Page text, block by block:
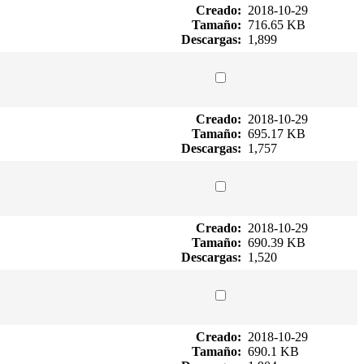
Creado:
Tamaño:
Descargas:
2018-10-29
716.65 KB
1,899
Creado:
Tamaño:
Descargas:
2018-10-29
695.17 KB
1,757
Creado:
Tamaño:
Descargas:
2018-10-29
690.39 KB
1,520
Creado:
Tamaño:
2018-10-29
690.1 KB